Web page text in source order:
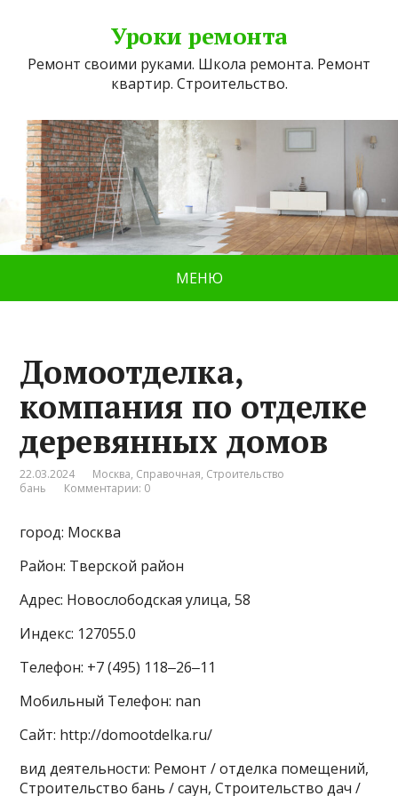
Уроки ремонта
Ремонт своими руками. Школа ремонта. Ремонт
квартир. Строительство.
МЕНЮ
Домоотделка,
компания по отделке
деревянных домов
22.03.2024 Москва, Справочная, Строительство
бань
Комментарии: 0
город: Москва
Район: Тверской район
Адрес: Новослободская улица, 58
Индекс: 127055.0
Телефон: +7 (495) 118‒26‒11
Мобильный Телефон: nan
Сайт: http://domootdelka.ru/
вид деятельности: Ремонт / отделка помещений,
Строительство бань / саун, Строительство дач /